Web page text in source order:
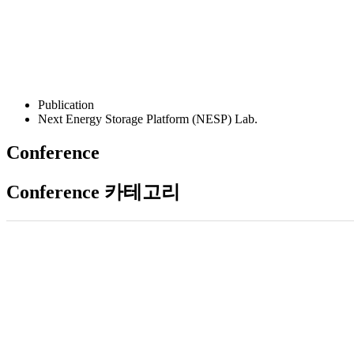
Publication
Next Energy Storage Platform (NESP) Lab.
Conference
Conference 카테고리